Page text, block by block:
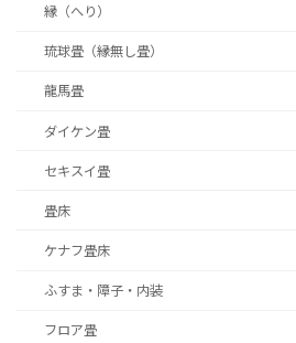
縁（へり）
琉球畳（縁無し畳）
龍馬畳
ダイケン畳
セキスイ畳
畳床
ケナフ畳床
ふすま・障子・内装
フロア畳